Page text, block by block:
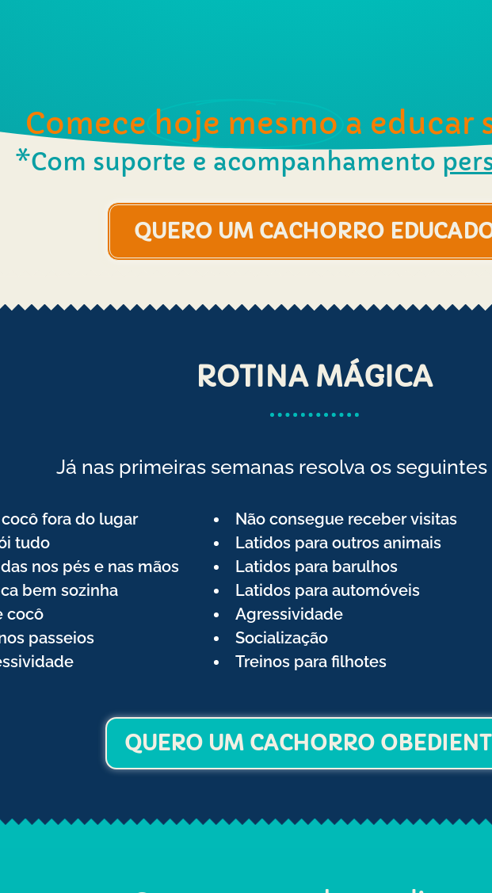
Comece hoje mesmo a educar
*Com suporte e acompanhamento
QUERO UM CACHORRO
ROTINA MÁGICA
Já nas primeiras semanas resolva os seguintes
fora do lugar
tudo
nos pés e nas mãos
bem sozinha
cocô
passeios
Não consegue receber visitas
Latidos para outros animais
Latidos para barulhos
Latidos para automóveis
Agressividade
Socialização
Treinos para filhotes
QUERO UM CACHORRO